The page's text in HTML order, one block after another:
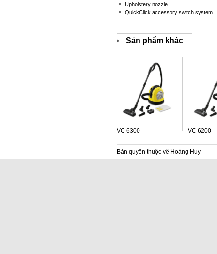
Upholstery nozzle
QuickClick accessory switch system
Sản phẩm khác
VC 6300 VC 6200
Bản quyền thuộc về Hoàng Huy